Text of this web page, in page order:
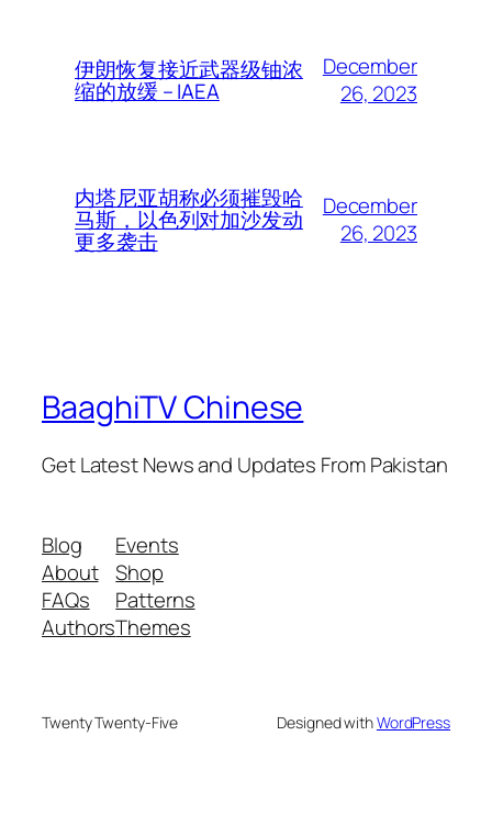
伊朗恢复接近武器级铀浓
缩的放缓 – IAEA
December
26, 2023
内塔尼亚胡称必须摧毁哈
马斯，以色列对加沙发动
更多袭击
December
26, 2023
BaaghiTV Chinese
Get Latest News and Updates From Pakistan
Blog
About
FAQs
Authors
Events
Shop
Patterns
Themes
Twenty Twenty-Five Designed withWordPress